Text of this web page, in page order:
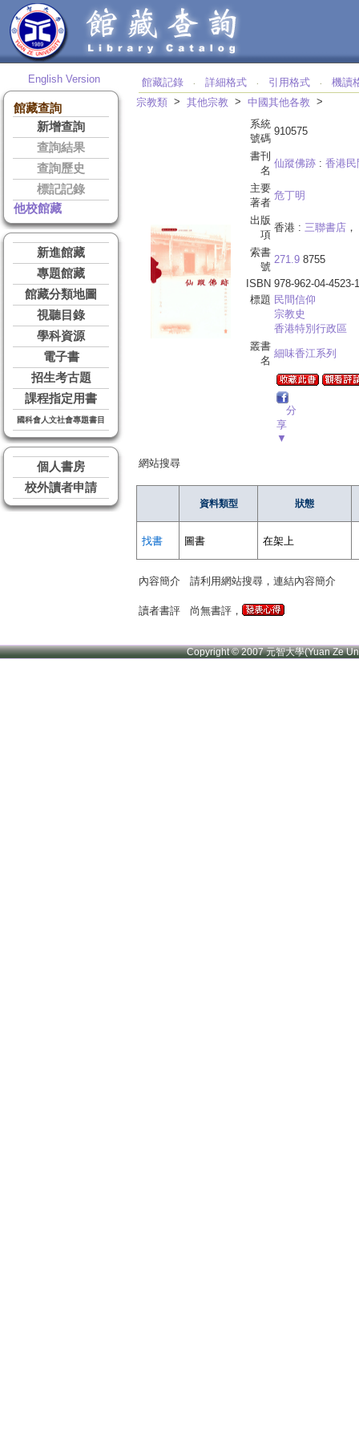
English Version
館藏查詢
新增查詢
查詢結果
查詢歷史
標記記錄
他校館藏
新進館藏
專題館藏
館藏分類地圖
視聽目錄
學科資源
電子書
招生考古題
課程指定用書
國科會人文社會專題書目
個人書房
校外讀者申請
館藏記錄 ‧ 詳細格式 ‧ 引用格式 ‧
機讀
宗教類 > 其他宗教 > 中國其他各教 >
系統
號碼
910575
書刊
名
仙蹤佛跡 : 香港民
主要
著者
危丁明
出版
項
香港 : 三聯書店
索書
號
271.9 8755
ISBN 978-962-04-4523-1
標題 民間信仰
宗教史
香港特別行政區
叢書
名
細味香江系列
分
享
▼
網站搜尋
資料類型 狀態
找書 圖書 在架上
內容簡介 請利用網站搜尋，連結內容簡介
讀者書評 尚無書評，
Copyright © 2007 元智大學(Yuan Ze